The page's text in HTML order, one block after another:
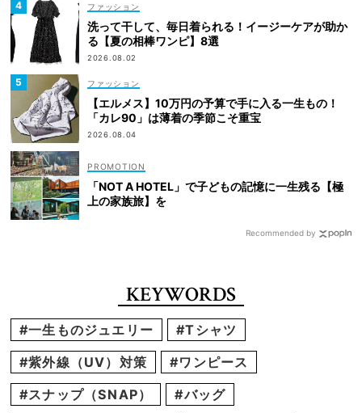
ファッション
洗って干して、毎日着られる！イージーケアが助か
る【夏の相棒ワンピ】8選
2026.08.02
ファッション
【エルメス】10万円の予算で手に入る一生もの！
「カレ90」は薄着の季節こそ重宝
2026.08.04
「NOT A HOTEL」で子どもの記憶に一生残る【極
上の家族旅】を
Recommended by
KEYWORDS
#一生ものジュエリー
#Tシャツ
#紫外線（UV）対策
#ワンピース
#スナップ（SNAP）
#バッグ